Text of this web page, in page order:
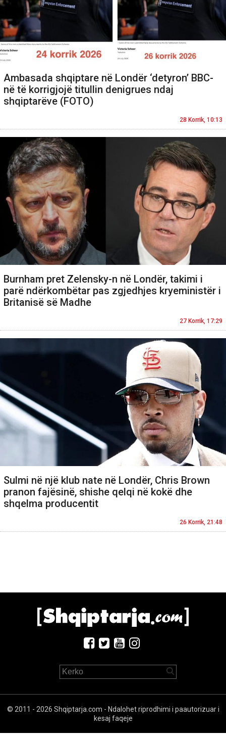
Ambasada shqiptare në Londër ‘detyron’ BBC-
në të korrigjojë titullin denigrues ndaj
shqiptarëve (FOTO)
28 Korrik, 10:13
Burnham pret Zelensky-n në Londër, takimi i
parë ndërkombëtar pas zgjedhjes kryeministër i
Britanisë së Madhe
27 Korrik, 17:29
Sulmi në një klub nate në Londër, Chris Brown
pranon fajësinë, shishe qelqi në kokë dhe
shqelma producentit
26 Korrik, 21:48
© 2011 - 2026 Shqiptarja.com - Ndalohet riprodhimi i paautorizuar i
kesaj faqeje